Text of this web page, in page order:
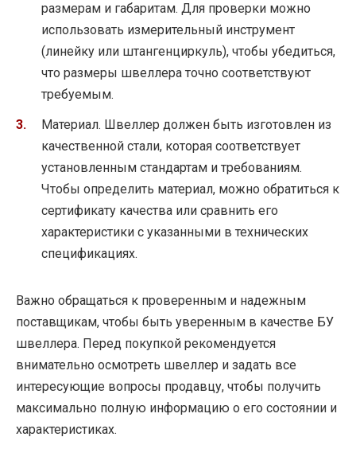
размерам и габаритам. Для проверки можно
использовать измерительный инструмент
(линейку или штангенциркуль), чтобы убедиться,
что размеры швеллера точно соответствуют
требуемым.
Материал. Швеллер должен быть изготовлен из
качественной стали, которая соответствует
установленным стандартам и требованиям.
Чтобы определить материал, можно обратиться к
сертификату качества или сравнить его
характеристики с указанными в технических
спецификациях.
Важно обращаться к проверенным и надежным
поставщикам, чтобы быть уверенным в качестве БУ
швеллера. Перед покупкой рекомендуется
внимательно осмотреть швеллер и задать все
интересующие вопросы продавцу, чтобы получить
максимально полную информацию о его состоянии и
характеристиках.